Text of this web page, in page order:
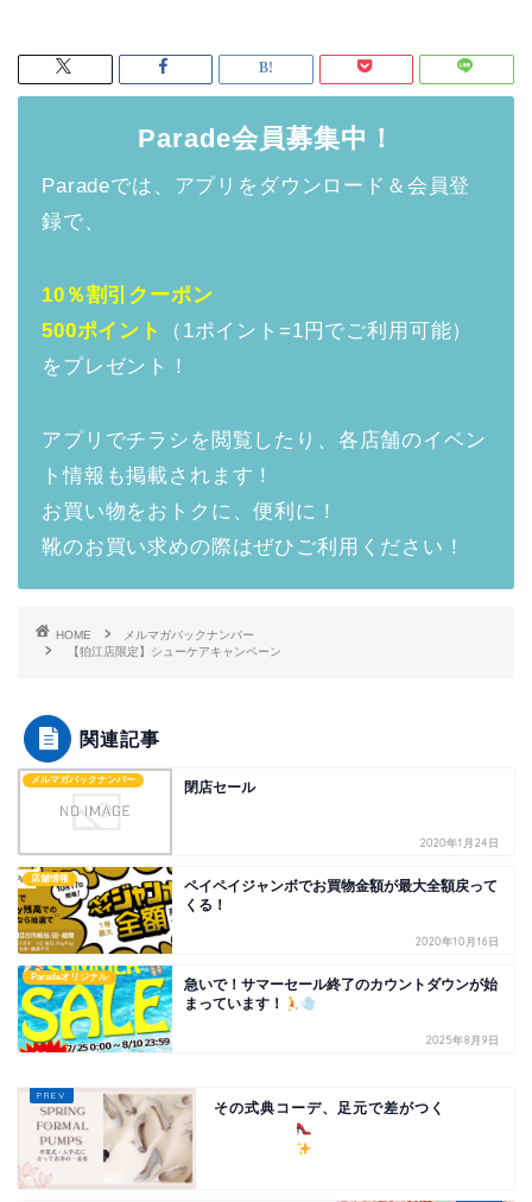
Parade会員募集中！
Paradeでは、アプリをダウンロード＆会員登
録で、
10％割引クーポン
500ポイント
（1ポイント=1円でご利用可能）
をプレゼント！
アプリでチラシを閲覧したり、各店舗のイベン
ト情報も掲載されます！
お買い物をおトクに、便利に！
靴のお買い求めの際はぜひご利用ください！
HOME
メルマガバックナンバー
【狛江店限定】シューケアキャンペーン
関連記事
メルマガバックナンバー 閉店セール
2020年1月24日
店舗情報
ペイペイジャンボでお買物金額が最大全額戻って
くる！
2020年10月16日
Paradeオリジナル
急いで！サマーセール終了のカウントダウンが始
まっています！
2025年8月9日
その式典コーデ、足元で差がつく